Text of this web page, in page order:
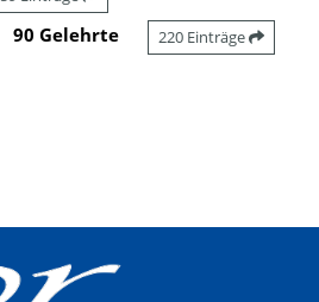
90 Gelehrte 220 Einträge